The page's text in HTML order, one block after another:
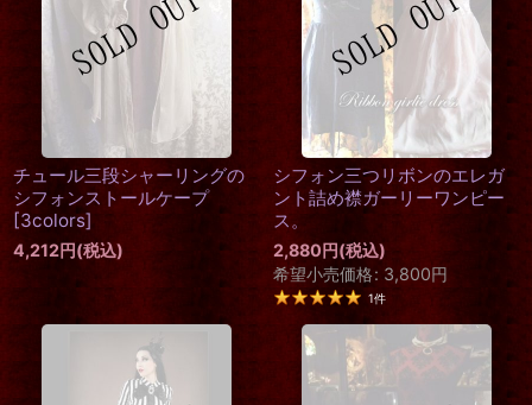
チュール三段シャーリングの
シフォンストールケープ
[3colors]
4,212円(税込)
シフォン三つリボンのエレガ
ント詰め襟ガーリーワンピー
ス。
2,880円(税込)
希望小売価格: 3,800円
1件